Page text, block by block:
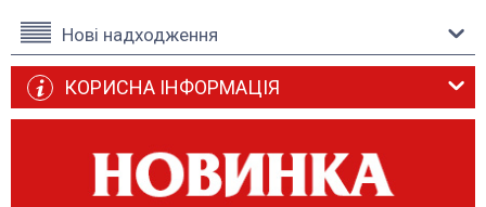
Нові надходження
КОРИСНА ІНФОРМАЦІЯ